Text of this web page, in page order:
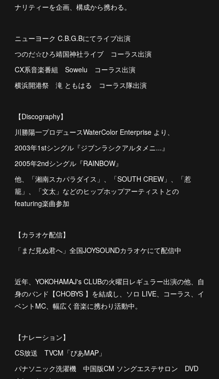
ナリティーを企画、構成から携わる。
ニューヨーク C.B.G.Bにてライブ出演
つのだ☆ひろ靖国神社ライブ コーラス出演
CX系音楽番組 Sowelu コーラス出演
横浜開港祭 滝 ともはる コーラス隊出演
【Discography】
川勝陽一プロデュースWaterColor Enterprise より、
2003年1stシングル『ジブンラシクアルタメニ...』
2005年2ndシングル『RAINBOW』
他、「湘南スカパラダイス」、「SOUTH CREW」、「惹
籠」、「文太」などのヒップホップアーティストとの
featuring楽曲参加
【カラオケ配信】
「まだ見ぬ君へ」全国JOYSOUNDカラオケにて配信中
近年、YOKOHAMAJ's CLUBの火曜日レギュラー出演の他、自
身のバンド【CHOBYS 】を結成し、ソロ LIVE、コーラス、イ
ベントMC、幅広く音楽に携わり活動中。
【ナレーション】
CS放送 TVCM「ぴあMAP」
パナソニック洗濯機 中国版CM ソングエステサロン DVD